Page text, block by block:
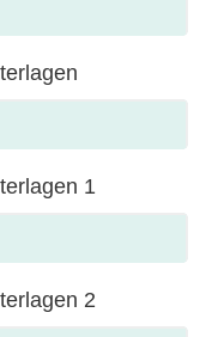
1
2